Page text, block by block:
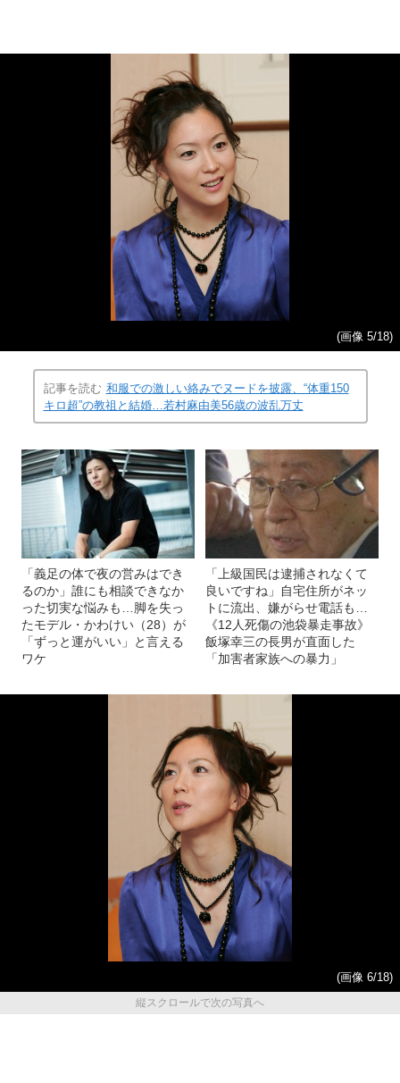
(画像 5/18)
記事を読む 和服での激しい絡みでヌードを披露、“体重150
キロ超”の教祖と結婚…若村麻由美56歳の波乱万丈
「義足の体で夜の営みはでき
るのか」誰にも相談できなか
った切実な悩みも…脚を失っ
たモデル・かわけい（28）が
「ずっと運がいい」と言える
ワケ
「上級国民は逮捕されなくて
良いですね」自宅住所がネッ
トに流出、嫌がらせ電話も…
《12人死傷の池袋暴走事故》
飯塚幸三の長男が直面した
「加害者家族への暴力」
(画像 6/18)
縦スクロールで次の写真へ